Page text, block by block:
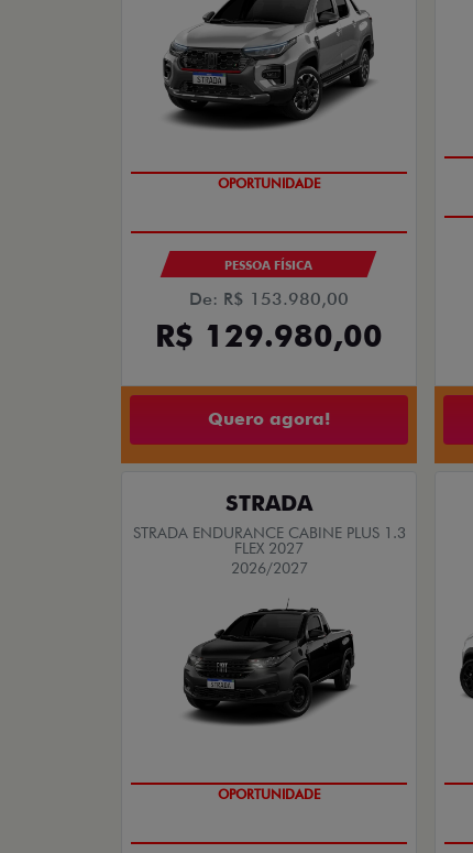
OPORTUNIDADE
PESSOA FÍSICA
De: R$ 153.980,00
R$ 129.980,00
Quero agora!
STRADA
STRADA ENDURANCE CABINE PLUS 1.3
FLEX 2027
2026/2027
OPORTUNIDADE